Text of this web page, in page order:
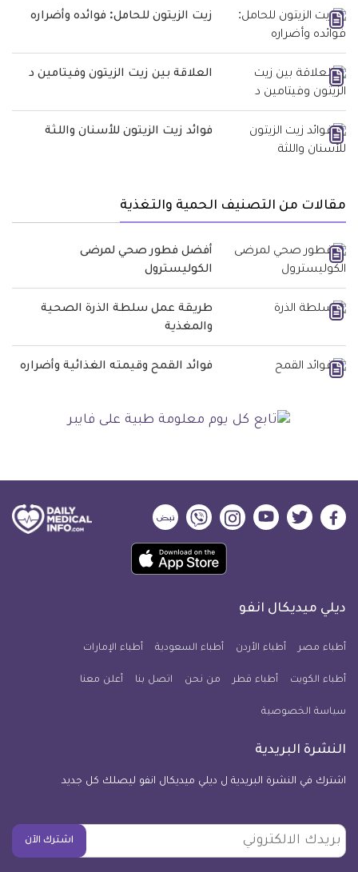
زيت الزيتون للحامل: فوائده وأضراره
العلاقة بين زيت الزيتون وفيتامين د
فوائد زيت الزيتون للأسنان واللثة
مقالات من التصنيف الحمية والتغذية
أفضل فطور صحي لمرضى
الكوليسترول
طريقة عمل سلطة الذرة الصحية
والمغذية
فوائد القمح وقيمته الغذائية وأضراره
ديلي
فيسبوك
ديلي
تويتر
ديلي
ميديكال
يوتيوب
ديلي
ميديكال
انفو
ديلي
ميديكال
انفو
ديلي
ميديكال
انفو
حمل
تطبيق
معلومة
للآيفون
ديلي ميديكال انفو
أطباء مصر أطباء الأردن أطباء السعودية أطباء الإمارات
أطباء الكويت أطباء قطر من نحن اتصل بنا أعلن معنا
سياسة الخصوصية
النشرة البريدية
اشترك في النشرة البريدية ل ديلي ميديكال انفو ليصلك كل جديد
بريدك
الالكتروني
اشترك الآن